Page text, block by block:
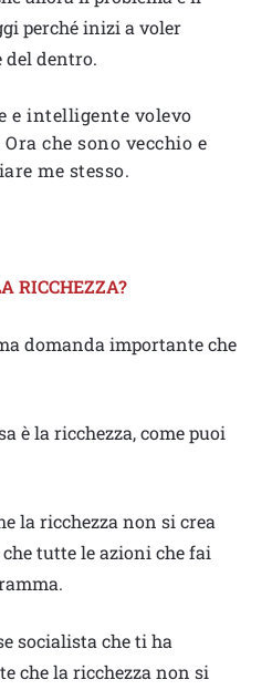
perché inizi a voler
del dentro.
e intelligente volevo
che sono vecchio e
me stesso.
RICCHEZZA?
domanda importante che
è la ricchezza, come puoi
la ricchezza non si crea
tutte le azioni che fai
socialista che ti ha
che la ricchezza non si